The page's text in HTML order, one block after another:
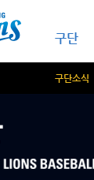
구단
구단소식